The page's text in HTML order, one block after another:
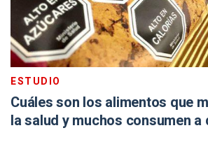
ESTUDIO
Cuáles son los alimentos que
la salud y muchos consumen a